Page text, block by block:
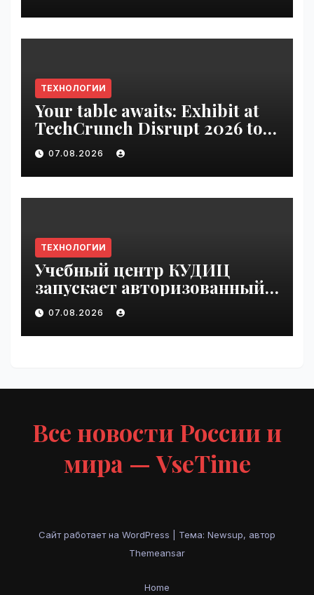
ТЕХНОЛОГИИ
Your table awaits: Exhibit at
TechCrunch Disrupt 2026 to
be seen by thousands |
VseTime.ru
07.08.2026
ТЕХНОЛОГИИ
Учебный центр КУДИЦ
запускает авторизованный
курс по
администрированию Mind
Migrate#guest | VseTime.ru
07.08.2026
Все новости России и
мира — VseTime
Сайт работает на WordPress
Тема: Newsup, автор
Themeansar
Home